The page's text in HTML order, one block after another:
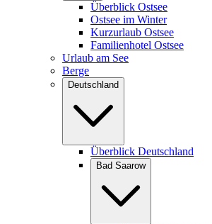
Überblick Ostsee
Ostsee im Winter
Kurzurlaub Ostsee
Familienhotel Ostsee
Urlaub am See
Berge
Deutschland
Überblick Deutschland
Bad Saarow